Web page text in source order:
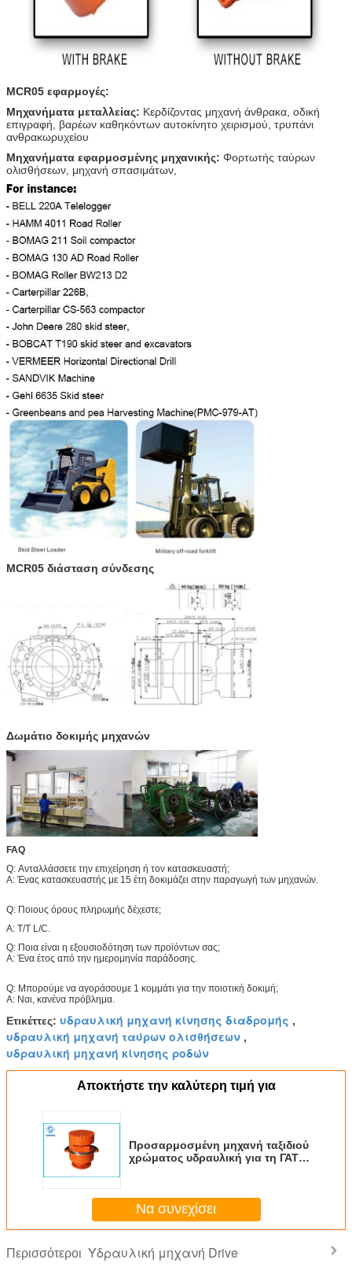
MCR05 εφαρμογές:
Μηχανήματα μεταλλείας: Κερδίζοντας μηχανή άνθρακα, οδική
επιγραφή, βαρέων καθηκόντων αυτοκίνητο χειρισμού, τρυπάνι
ανθρακωρυχείου
Μηχανήματα εφαρμοσμένης μηχανικής: Φορτωτής ταύρων
ολισθήσεων, μηχανή σπασιμάτων,
MCR05 διάσταση σύνδεσης
Δωμάτιο δοκιμής μηχανών
FAQ
Q: Ανταλλάσσετε την επιχείρηση ή τον κατασκευαστή;
Α: Ένας κατασκευαστής με 15 έτη δοκιμάζει στην παραγωγή των μηχανών.
Q: Ποιους όρους πληρωμής δέχεστε;
Α: T/T L/C.
Q: Ποια είναι η εξουσιοδότηση των προϊόντων σας;
Α: Ένα έτος από την ημερομηνία παράδοσης.
Q: Μπορούμε να αγοράσουμε 1 κομμάτι για την ποιοτική δοκιμή;
Α: Ναι, κανένα πρόβλημα.
Ετικέττες: υδραυλική μηχανή κίνησης διαδρομής ,
υδραυλική μηχανή ταύρων ολισθήσεων ,
υδραυλική μηχανή κίνησης ροδών
Αποκτήστε την καλύτερη τιμή για
Προσαρμοσμένη μηχανή ταξιδιού
χρώματος υδραυλική για τη ΓΑΤΑ
Να συνεχίσει
Περισσότεροι Υδραυλική μηχανή Drive